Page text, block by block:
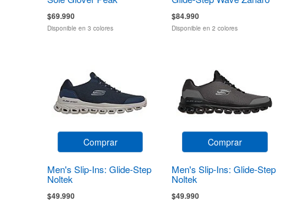
$69.990
Disponible en 3 colores
$84.990
Disponible en 2 colores
Comprar
Men's Slip-Ins: Glide-Step
Noltek
$49.990
Comprar
Men's Slip-Ins: Glide-Step
Noltek
$49.990